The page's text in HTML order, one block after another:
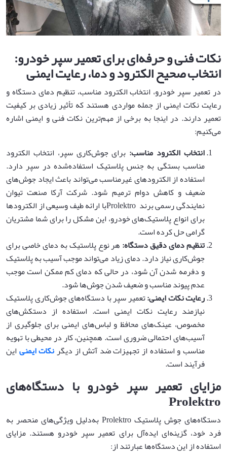
نکات فنی و حرفه‌ای برای تعمیر سپر خودرو:
انتخاب صحیح الکترود و دما، رعایت ایمنی
در تعمیر سپر خودرو، انتخاب الکترود مناسب، تنظیم دمای دستگاه و
رعایت نکات ایمنی از جمله مواردی هستند که تأثیر زیادی بر کیفیت
تعمیر دارند. در اینجا به برخی از مهم‌ترین نکات فنی و ایمنی اشاره
می‌کنیم:
انتخاب الکترود مناسب: برای جوش‌کاری سپر، انتخاب الکترود
مناسب بستگی به جنس پلاستیک استفاده‌شده در سپر دارد.
استفاده از الکترودهای غیرمناسب می‌تواند باعث ایجاد جوش‌های
ضعیف و کاهش دوام ترمیم شود. شرکت آرکا صنعت تیوان
نمایندگی رسمی برند Prolektroبا ارائه طیف وسیعی از الکترودها
برای انواع پلاستیک‌های خودرو، این مشکل را برای شما مشتریان
گرامی حل کرده است.
تنظیم دمای دقیق دستگاه:هر نوع پلاستیک به دمای خاصی برای
جوش‌کاری نیاز دارد. دمای زیاد می‌تواند موجب آسیب به پلاستیک
و دفرمه شدن آن شود، در حالی که دمای کم ممکن است موجب
عدم پیوند مناسب و ضعیف شدن جوش‌ها شود.
رعایت نکات ایمنی:تعمیر سپر با دستگاه‌های جوش‌کاری پلاستیک
نیازمند رعایت نکات ایمنی است. استفاده از دستکش‌های
مخصوص، عینک‌های محافظ و لباس‌های ایمنی برای جلوگیری از
آسیب‌های احتمالی ضروری است. همچنین، کار در محیطی با تهویه
مناسب و استفاده از تجهیزات ضد آتش از دیگرنکات ایمنیاین
فرآیند است.
مزایای تعمیر سپر خودرو با دستگاه‌های
Prolektro
دستگاه‌های جوش پلاستیک Prolektro به‌دلیل ویژگی‌های منحصر به
فرد خود، گزینه‌ای ایده‌آل برای تعمیر سپر خودرو هستند. مزایای
استفاده از این دستگاه‌ها عبارتند از: